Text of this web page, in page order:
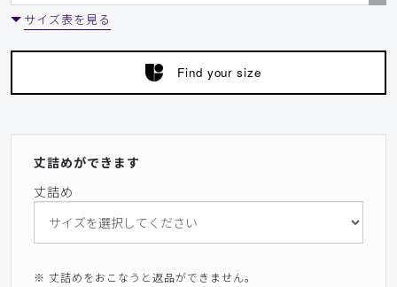
サイズ表を見る
Find your size
丈詰めができます
丈詰め
※ 丈詰めをおこなうと返品ができません。